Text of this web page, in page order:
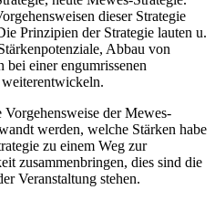
dieser Strategie
Prinzipien der Strategie lauten u.
Abbau von
bei einer engumrissenen
der Mewes-
werden, welche Stärken habe
zu einem Weg zur
zusammenbringen, dies sind die
Veranstaltung stehen.